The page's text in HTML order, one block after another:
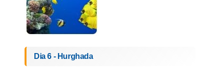
Dia 6 - Hurghada